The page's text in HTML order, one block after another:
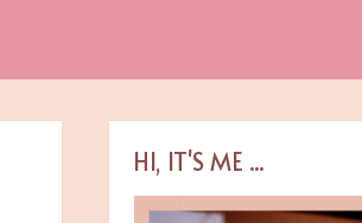
HI, IT'S ME ...